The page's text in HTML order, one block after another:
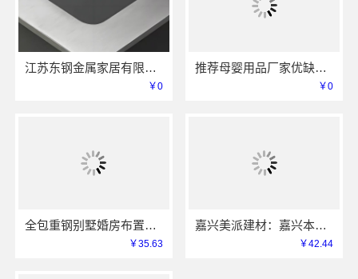
江苏东钢金属家居有限公司屏风艺术漆价格
￥0
推荐母婴用品厂家优缺点-湖北省惠物电子商务有限公司
￥0
全包重钢别墅婚房布置中蓝建投北京建设有限公司四川
￥35.63
嘉兴美派建材：嘉兴本地家装服务专业施工靠谱商家
￥42.44